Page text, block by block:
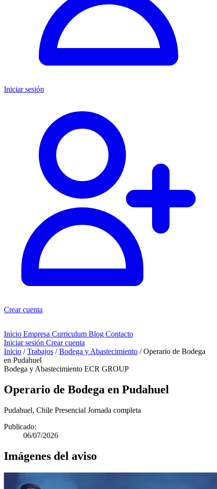
Iniciar sesión
Crear cuenta
Inicio Empresa Curriculum Blog Contacto
Iniciar sesión Crear cuenta
Inicio / Trabajos / Bodega y Abastecimiento / Operario de Bodega
en Pudahuel
Bodega y Abastecimiento ECR GROUP
Operario de Bodega en Pudahuel
Pudahuel, Chile Presencial Jornada completa
Publicado:
06/07/2026
Imágenes del aviso